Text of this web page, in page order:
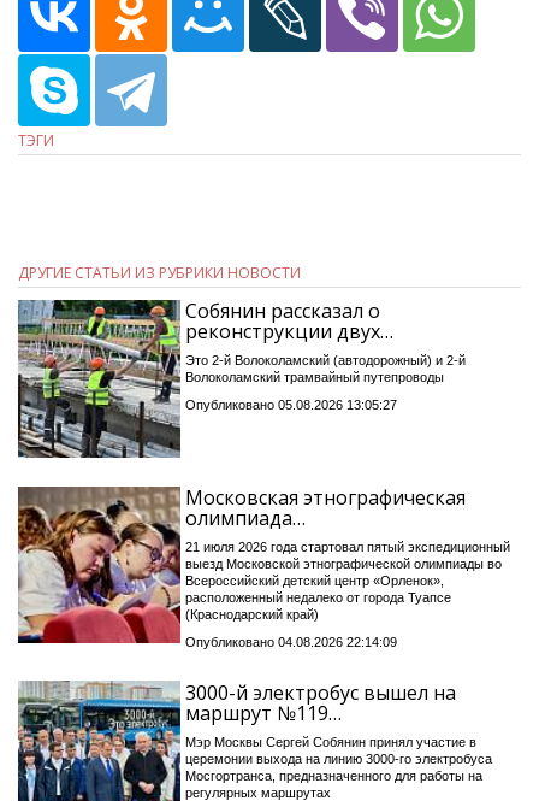
ТЭГИ
ДРУГИЕ СТАТЬИ ИЗ РУБРИКИ НОВОСТИ
Собянин рассказал о
реконструкции двух…
Это 2-й Волоколамский (автодорожный) и 2-й
Волоколамский трамвайный путепроводы
Опубликовано 05.08.2026 13:05:27
Московская этнографическая
олимпиада…
21 июля 2026 года стартовал пятый экспедиционный
выезд Московской этнографической олимпиады во
Всероссийский детский центр «Орленок»,
расположенный недалеко от города Туапсе
(Краснодарский край)
Опубликовано 04.08.2026 22:14:09
3000-й электробус вышел на
маршрут №119…
Мэр Москвы Сергей Собянин принял участие в
церемонии выхода на линию 3000-го электробуса
Мосгортранса, предназначенного для работы на
регулярных маршрутах